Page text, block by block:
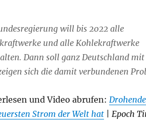
will bis 2022 alle
und alle Kohlekraftwerke
Dann soll ganz Deutschland
sich die damit verbundenen
und Video abrufen:
Strom der Welt hat| Epoch